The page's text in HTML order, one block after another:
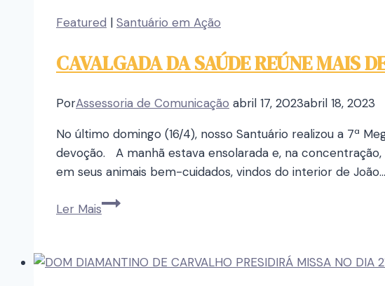
Featured | Santuário em Ação
CAVALGADA DA SAÚDE REÚNE MAIS
PorAssessoria de Comunicação abril 17, 2023abril 18, 2023
No último domingo (16/4), nosso Santuário realizou a 7ª
devoção. A manhã estava ensolarada e, na
em seus animais bem-cuidados, vindos do interior de João…
Ler Mais